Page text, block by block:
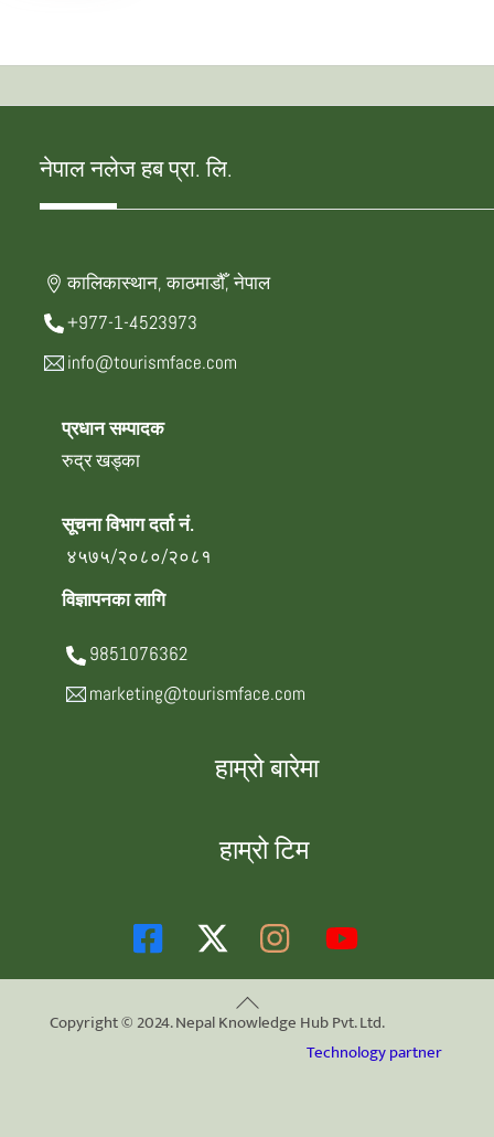
नेपाल नलेज हब प्रा. लि.
कालिकास्थान, काठमाडौँ, नेपाल
+977-1-4523973
info@tourismface.com
प्रधान सम्पादक
रुद्र खड्का
सूचना विभाग दर्ता नं.
४५७५/२०८०/२०८१
विज्ञापनका लागि
9851076362
marketing@tourismface.com
हाम्रो बारेमा
हाम्रो टिम
Back
To
Copyright © 2024. Nepal Knowledge Hub Pvt. Ltd.
Technology partner